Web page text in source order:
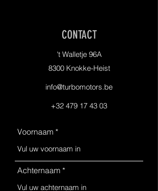
CONTACT
't Walletje 96A
8300 Knokke-Heist
info@turbomotors.be
+32 479 17 43 03
Voornaam
Achternaam